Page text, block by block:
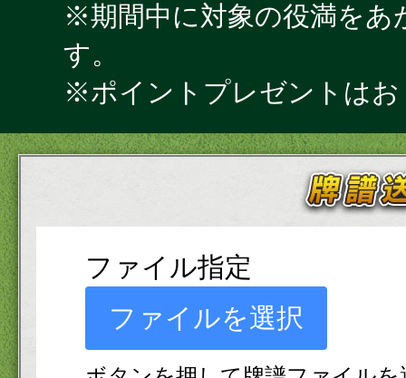
※期間中に対象の役満をあ
す。
※ポイントプレゼントはお
ファイル指定
ファイルを選択